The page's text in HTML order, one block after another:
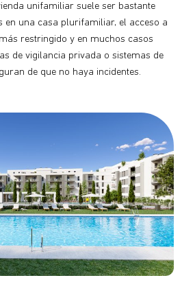
unifamiliar suele ser bastante
en una casa plurifamiliar, el acceso a
restringido y en muchos casos
de vigilancia privada o sistemas de
de que no haya incidentes.